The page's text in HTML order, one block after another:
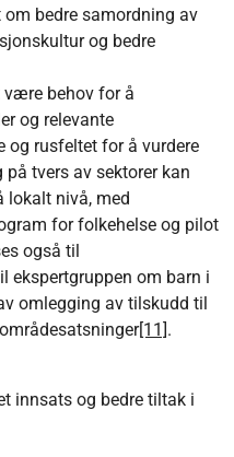
bedre samordning av
og bedre
være behov for å
og relevante
og rusfeltet for å vurdere
tvers av sektorer kan
lokalt nivå, med
for folkehelse og pilot
også til
ekspertgruppen om barn i
omlegging av tilskudd til
[11].
innsats og bedre tiltak i